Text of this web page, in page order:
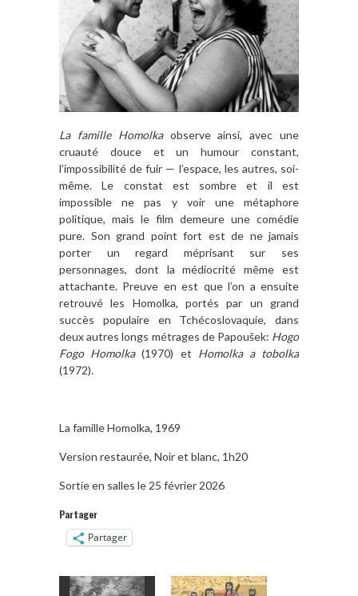
La famille Homolkaobserve ainsi, avec une
cruauté douce et un humour constant,
l’impossibilité de fuir — l’espace, les autres, soi-
même. Le constat est sombre et il est
impossible ne pas y voir une métaphore
politique, mais le film demeure une comédie
pure. Son grand point fort est de ne jamais
porter un regard méprisant sur ses
personnages, dont la médiocrité même est
attachante. Preuve en est que l’on a ensuite
retrouvé les Homolka, portés par un grand
succès populaire en Tchécoslovaquie, dans
deux autres longs métrages de Papoušek: Hogo
Fogo Homolka(1970) et Homolka a tobolka
(1972).
La famille Homolka, 1969
Version restaurée, Noir et blanc, 1h20
Sortie en salles le 25 février 2026
Partager
Partager